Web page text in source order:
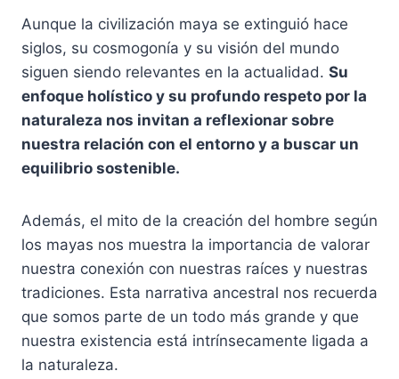
Aunque la civilización maya se extinguió hace
siglos, su cosmogonía y su visión del mundo
siguen siendo relevantes en la actualidad. Su
enfoque holístico y su profundo respeto por la
naturaleza nos invitan a reflexionar sobre
nuestra relación con el entorno y a buscar un
equilibrio sostenible.
Además, el mito de la creación del hombre según
los mayas nos muestra la importancia de valorar
nuestra conexión con nuestras raíces y nuestras
tradiciones. Esta narrativa ancestral nos recuerda
que somos parte de un todo más grande y que
nuestra existencia está intrínsecamente ligada a
la naturaleza.